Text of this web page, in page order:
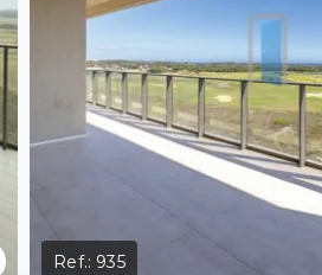
Ref.: 935